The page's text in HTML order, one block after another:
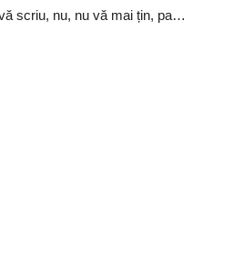
scriu, nu, nu vă mai țin, pa…